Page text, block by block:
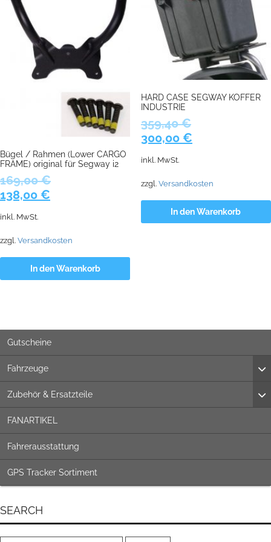
Bügel / Rahmen (Lower CARGO
FRAME) original für Segway i2
169,00€
Ursprünglicher
war:
169,00 €
138,00 €
138,00 €.
inkl. MwSt.
zzgl. Versandkosten
In den Warenkorb
HARD CASE SEGWAY KOFFER
INDUSTRIE
359,40€
Ursprünglicher
war:
359,40 €
300,00 €Aktueller
300,00 €.
inkl. MwSt.
zzgl. Versandkosten
In den Warenkorb
Gutscheine
Fahrzeuge
Zubehör & Ersatzteile
FANARTIKEL
Fahrerausstattung
GPS Tracker Sortiment
SEARCH